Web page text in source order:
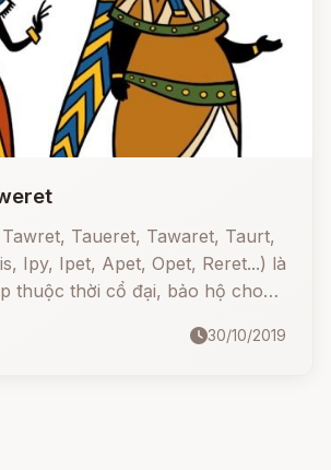
Taueret, Tawaret, Taurt,
Ipy, Ipet, Apet, Opet, Reret...) là
thuộc thời cổ đại, bảo hộ cho
hung hăng và đáng sợ.30/10/2019